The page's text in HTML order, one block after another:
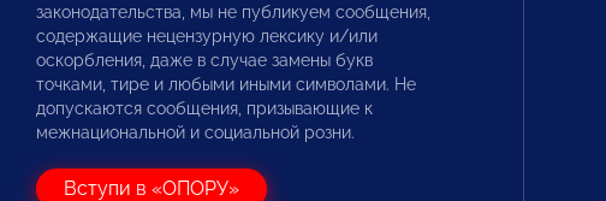
законодательства, мы не публикуем сообщения,
содержащие нецензурную лексику и/или
оскорбления, даже в случае замены букв
точками, тире и любыми иными символами. Не
допускаются сообщения, призывающие к
межнациональной и социальной розни.
Вступи в «ОПОРУ»